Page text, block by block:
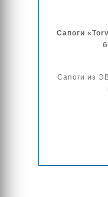
Сапоги
Сапоги из